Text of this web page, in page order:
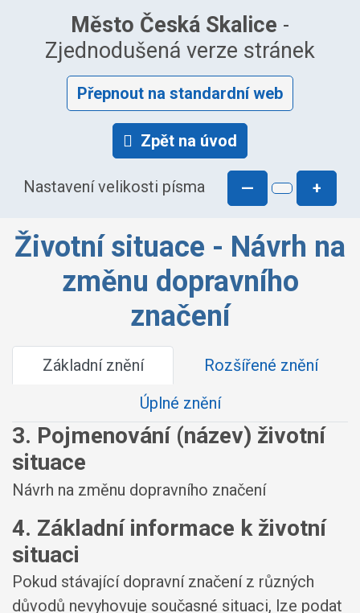
Město Česká Skalice -
Zjednodušená verze stránek
Přepnout na standardní web
Zpět na úvod
Nastavení velikosti písma — +
Životní situace - Návrh na
změnu dopravního
značení
Základní znění
Rozšířené znění
Úplné znění
3. Pojmenování (název) životní
situace
Návrh na změnu dopravního značení
4. Základní informace k životní
situaci
Pokud stávající dopravní značení z různých
důvodů nevyhovuje současné situaci, lze podat